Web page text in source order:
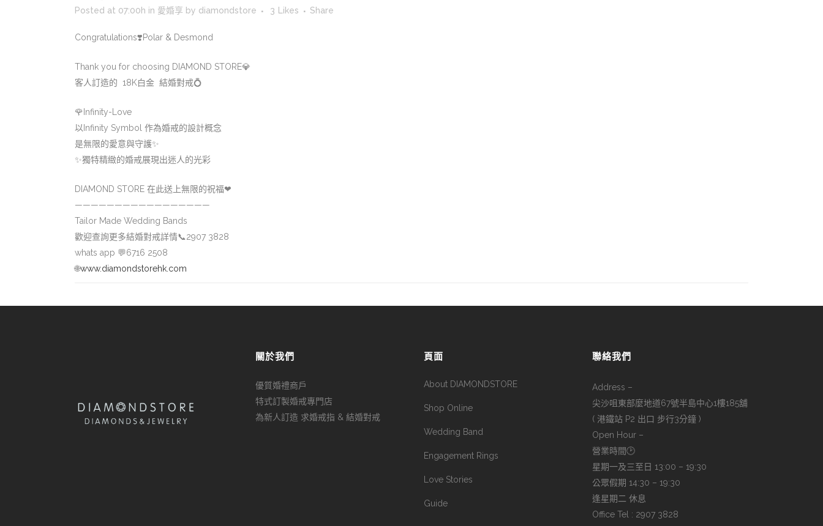
Posted at 07:00h in 愛婚享 by diamondstore 3 Likes Share
Congratulations❣️Polar & Desmond
Thank you for choosing DIAMOND STORE💎
客人訂造的 18K白金 結婚對戒💍
🌹 Infinity-Love
以Infinity Symbol 作為婚戒的設計概念
是無限的愛意與守護✨
✨獨特精緻的婚戒展現出迷人的光彩
DIAMOND STORE 在此送上無限的祝福❤
—————————————————
Tailor Made Wedding Bands
歡迎查詢更多結婚對戒詳情📞2907 3828
whats app 💬6716 2508
🌐www.diamondstorehk.com
關於我們
優質婚禮商戶
特式訂製婚戒專門店
為新人訂造 求婚戒指 & 結婚對戒
頁面
About DIAMONDSTORE
Shop Online
Wedding Band
Engagement Rings
Love Stories
Guide
聯絡我們
Address –
尖沙咀東部麼地道67號半島中心1樓185舖
( 港鐵站 P2 出口 步行3分鐘 )
Open Hour –
營業時間🕑
星期一及三至日 13:00 – 19:30
公眾假期 14:30 – 19:30
逢星期二 休息
Office Tel : 2907 3828